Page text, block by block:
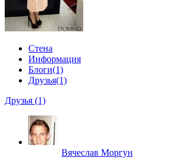
Стена
Информация
Блоги(1)
Друзья(1)
Друзья (1)
Вячеслав Моргун